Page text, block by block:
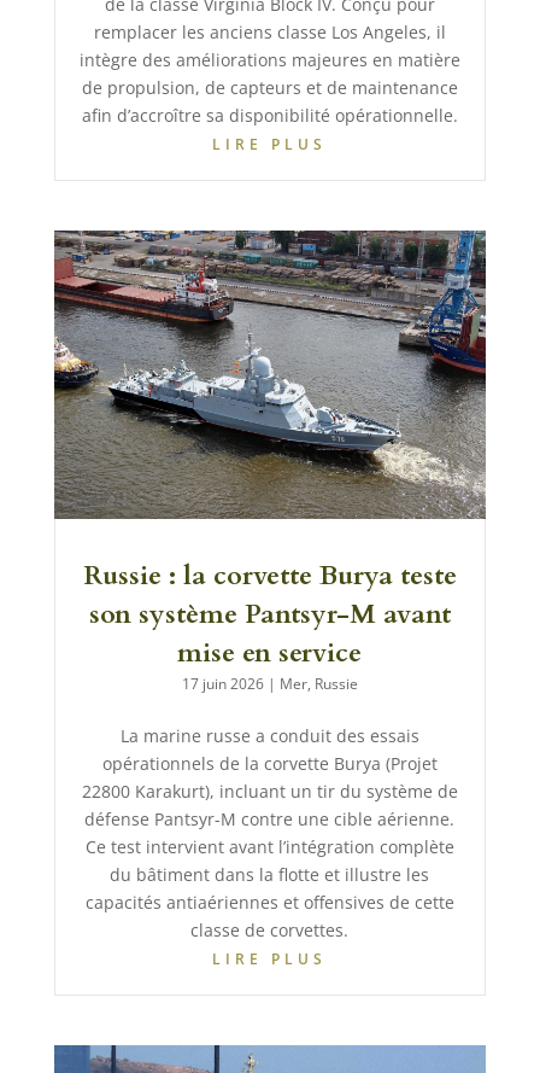
remplacer les anciens classe Los Angeles, il
intègre des améliorations majeures en matière
de propulsion, de capteurs et de maintenance
afin d’accroître sa disponibilité opérationnelle.
LIRE PLUS
Russie : la corvette Burya teste
son système Pantsyr-M avant
mise en service
17 juin 2026| Mer, Russie
La marine russe a conduit des essais
opérationnels de la corvette Burya (Projet
22800 Karakurt), incluant un tir du système de
défense Pantsyr-M contre une cible aérienne.
Ce test intervient avant l’intégration complète
du bâtiment dans la flotte et illustre les
capacités antiaériennes et offensives de cette
classe de corvettes.
LIRE PLUS